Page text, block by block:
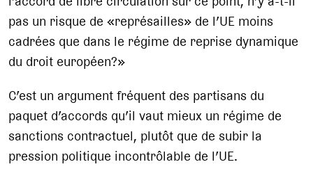
pas un risque de «représailles» de l’UE moins
cadrées que dans le régime de reprise dynamique
du droit européen?»
C’est un argument fréquent des partisans du
paquet d’accords qu’il vaut mieux un régime de
sanctions contractuel, plutôt que de subir la
pression politique incontrôlable de l’UE.